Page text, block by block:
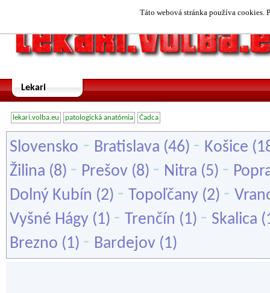
Táto webová stránka používa cookies.
Lekari
lekari.volba.eu patologická anatómia Čadca
Slovensko - Bratislava (46) - Košice
Žilina (8) - Prešov (8) - Nitra (5) -
Dolný Kubín (2) - Topoľčany (2) -
Vyšné Hágy (1) - Trenčín (1) - Skalica
Brezno (1) - Bardejov (1)